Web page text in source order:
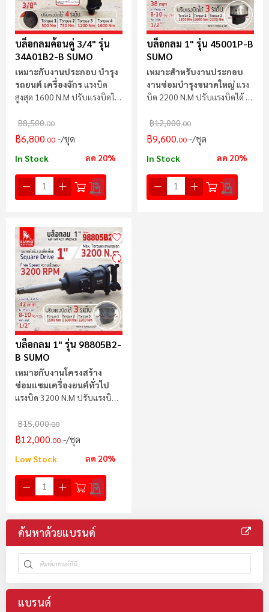
บล็อกลมค้อนคู่ 3/4" รุ่น
34A01B2-B SUMO
เหมาะกับงานประกอบ บำรุง
รถยนต์ เครื่องจักรแรงบิด
สูงสุด 1600 N.m ปรับแรงบิดได้
฿8,500.00
฿6,800.00 /ชุด
In Stock ลด 20%
บล็อกลม 1" รุ่น 45001P-B
SUMO
เหมาะสำหรับงานประกอบ
งานซ่อมบำรุงขนาดใหญ่แรง
บิด 2200 N.m ปรับแรงบิดได้ 3
฿12,000.00
฿9,600.00 /ชุด
In Stock ลด 20%
บล็อกลม 1" รุ่น 98805B2-
B SUMO
เหมาะกับงานโครงสร้าง
ซ่อมแซมเครื่องยนต์ทั่วไป
แรงบิด 3200 N.m ปรับแรงบิด
฿15,000.00
฿12,000.00 /ชุด
Low Stock ลด 20%
ค้นหาด้วยแบรนด์
แบรนด์